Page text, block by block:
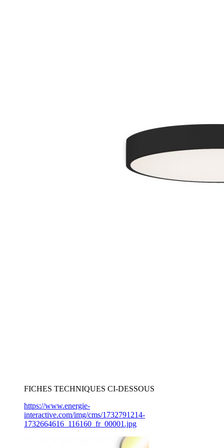
FICHES TECHNIQUES CI-DESSOUS
https://www.energie-
interactive.com/img/cms/1732791214-
1732664616_116160_fr_00001.jpg